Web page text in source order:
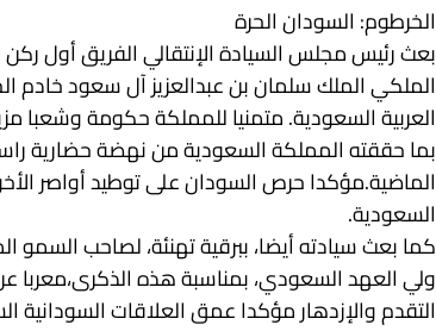
الخرطوم: السودان الحرة
بعث رئيس مجلس السيادة الإنتقالي الفريق أول ركن
الملكي الملك سلمان بن عبدالعزيز آل سعود خادم
العربية السعودية. متمنيا للمملكة حكومة وشعبا
بما حققته المملكة السعودية من نهضة حضارية
الماضية.مؤكدا حرص السودان على توطيد أواصر
السعودية.
كما بعث سيادته أيضا، ببرقية تهنئة، لصاحب
ولي العهد السعودي، بمناسبة هذه
التقدم والإزدهار مؤكدا عمق العلاقات السودانية